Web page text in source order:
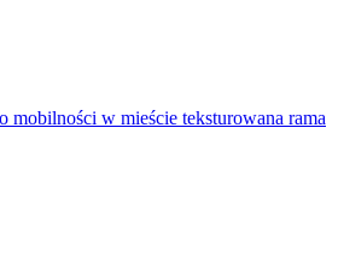
mobilności w mieście teksturowana rama